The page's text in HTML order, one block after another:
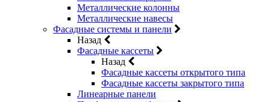
Металлические колонны
Металлические навесы
Фасадные системы и панели
Назад
Фасадные кассеты
Назад
Фасадные кассеты открытого типа
Фасадные кассеты закрытого типа
Линеарные панели